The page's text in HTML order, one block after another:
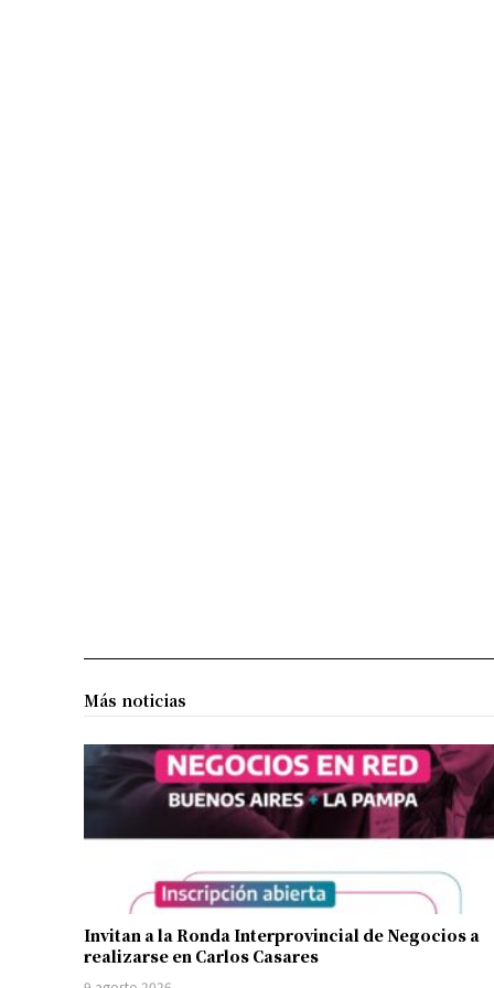
Más noticias
Invitan a la Ronda Interprovincial de Negocios a
realizarse en Carlos Casares